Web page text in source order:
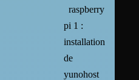
raspberry
pi 1 :
installation
de
yunohost